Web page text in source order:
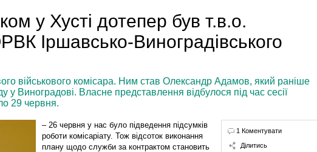
у Хусті дотепер був т.в.о.
Іршавсько-Виноградівського
військового комісара. Ним став Олександр Адамов, який раніше
у Виноградові. Власне представлення відбулося під час сесії
29 червня.
– 26 червня у нас було підведення підсумків
роботи комісаріату. Тож відсоток виконання
плану щодо служби за контрактом становить
1 Коментувати
Ділитись